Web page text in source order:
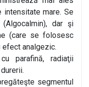
intensitate mare. Se
dar şi
(care se folosesc
efect analgezic.
parafină, radiaţii
segmentul